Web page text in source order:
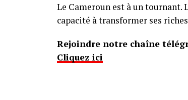
Le Cameroun est à un tournant.
capacité à transformer ses
Rejoindre notre chaîne
Cliquez ici